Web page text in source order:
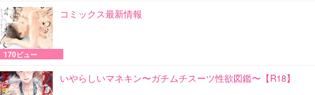
コミックス最新情報
170ビュー
いやらしいマネキン〜ガチムチスーツ性欲図鑑〜【R18】